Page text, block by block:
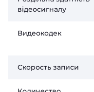
відеосигналу
Видеокодек
Скорость записи